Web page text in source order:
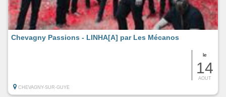
le
14
AOUT
Chevagny Passions - LINHA[A] par Les Mécanos
CHEVAGNY-SUR-GUYE